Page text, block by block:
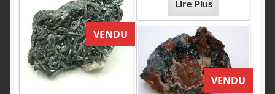
Lire Plus
VENDU
VENDU